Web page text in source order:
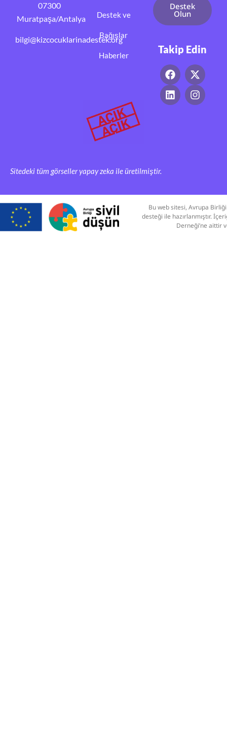
07300
Muratpaşa/Antalya
bilgi@kizcocuklarinadestek.org
Destek ve
Bağışlar
Haberler
Destek
Olun
Takip Edin
Sitedeki tüm görseller yapay zeka ile üretilmiştir.
Bu web sitesi, Avrupa
desteği ile hazırlanmıştır.
Derneği’ne aittir